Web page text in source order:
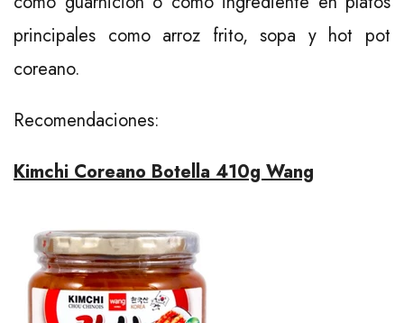
principales como arroz frito, sopa y hot pot
coreano.
Recomendaciones:
Kimchi Coreano Botella 410g Wang